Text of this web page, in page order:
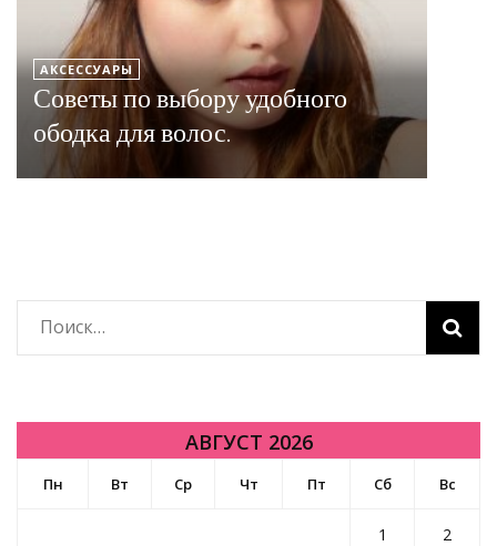
АКСЕССУАРЫ
Советы по выбору удобного
ободка для волос.
Найти:
АВГУСТ 2026
Пн Вт Ср Чт Пт Сб Вс
1 2